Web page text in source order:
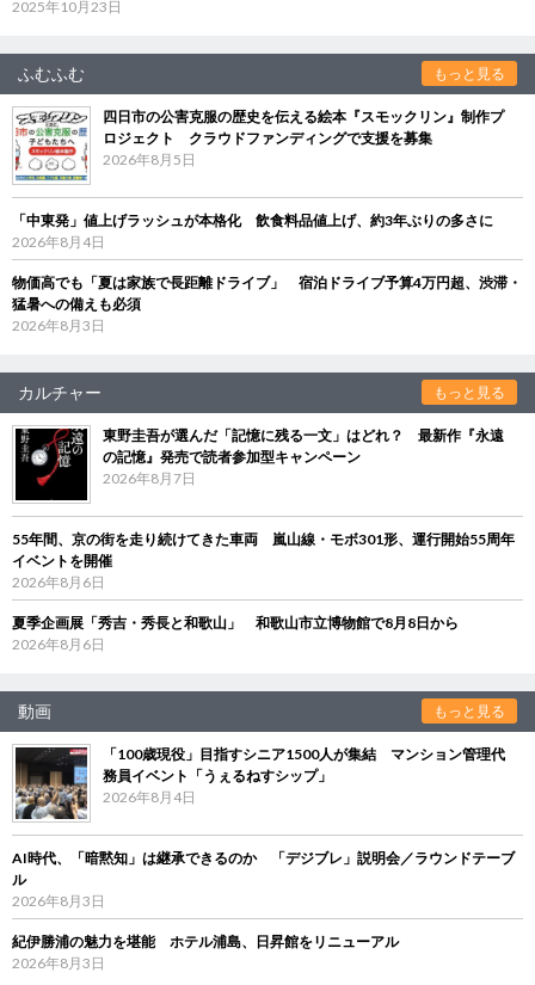
2025年10月23日
ふむふむ もっと見る
四日市の公害克服の歴史を伝える絵本『スモックリン』制作プ
ロジェクト クラウドファンディングで支援を募集
2026年8月5日
「中東発」値上げラッシュが本格化 飲食料品値上げ、約3年ぶりの多さに
2026年8月4日
物価高でも「夏は家族で長距離ドライブ」 宿泊ドライブ予算4万円超、渋滞・
猛暑への備えも必須
2026年8月3日
カルチャー もっと見る
東野圭吾が選んだ「記憶に残る一文」はどれ？ 最新作『永遠
の記憶』発売で読者参加型キャンペーン
2026年8月7日
55年間、京の街を走り続けてきた車両 嵐山線・モボ301形、運行開始55周年
イベントを開催
2026年8月6日
夏季企画展「秀吉・秀長と和歌山」 和歌山市立博物館で8月8日から
2026年8月6日
動画 もっと見る
「100歳現役」目指すシニア1500人が集結 マンション管理代
務員イベント「うぇるねすシップ」
2026年8月4日
AI時代、「暗黙知」は継承できるのか 「デジブレ」説明会／ラウンドテーブ
ル
2026年8月3日
紀伊勝浦の魅力を堪能 ホテル浦島、日昇館をリニューアル
2026年8月3日